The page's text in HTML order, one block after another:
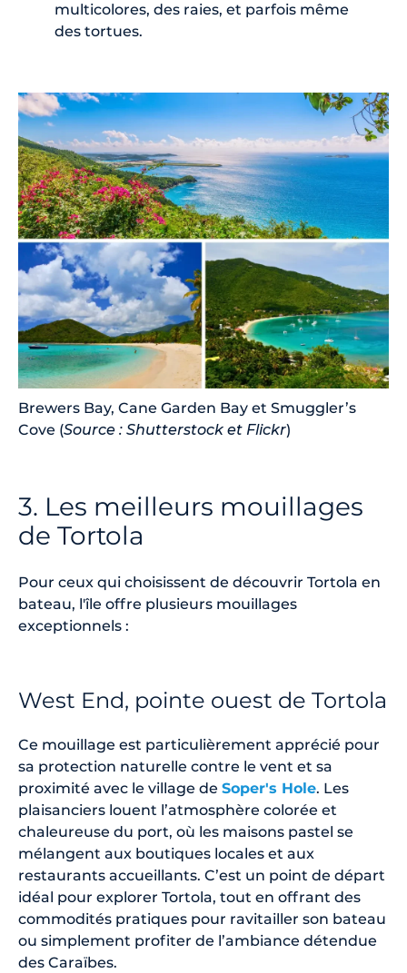
multicolores, des raies, et parfois même
des tortues.
Brewers Bay, Cane Garden Bay et Smuggler’s
Cove (Source : Shutterstock et Flickr)
3. Les meilleurs mouillages
de Tortola
Pour ceux qui choisissent de découvrir Tortola en
bateau, l'île offre plusieurs mouillages
exceptionnels :
West End, pointe ouest de Tortola
Ce mouillage est particulièrement apprécié pour
sa protection naturelle contre le vent et sa
proximité avec le village de Soper's Hole. Les
plaisanciers louent l’atmosphère colorée et
chaleureuse du port, où les maisons pastel se
mélangent aux boutiques locales et aux
restaurants accueillants. C’est un point de départ
idéal pour explorer Tortola, tout en offrant des
commodités pratiques pour ravitailler son bateau
ou simplement profiter de l’ambiance détendue
des Caraïbes.